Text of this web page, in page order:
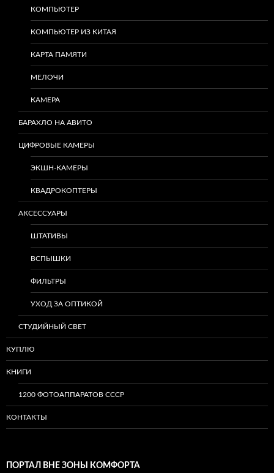
КОМПЬЮТЕР
КОМПЬЮТЕР ИЗ КИТАЯ
КАРТА ПАМЯТИ
МЕЛОЧИ
КАМЕРА
БАРАХЛО НА АВИТО
ЦИФРОВЫЕ КАМЕРЫ
ЭКШН-КАМЕРЫ
КВАДРОКОПТЕРЫ
АКСЕССУАРЫ
ШТАТИВЫ
ВСПЫШКИ
ФИЛЬТРЫ
УХОД ЗА ОПТИКОЙ
СТУДИЙНЫЙ СВЕТ
КУПЛЮ
КНИГИ
1200 ФОТОАППАРАТОВ СССР
КОНТАКТЫ
ПОРТАЛ ВНЕ ЗОНЫ КОМФОРТА